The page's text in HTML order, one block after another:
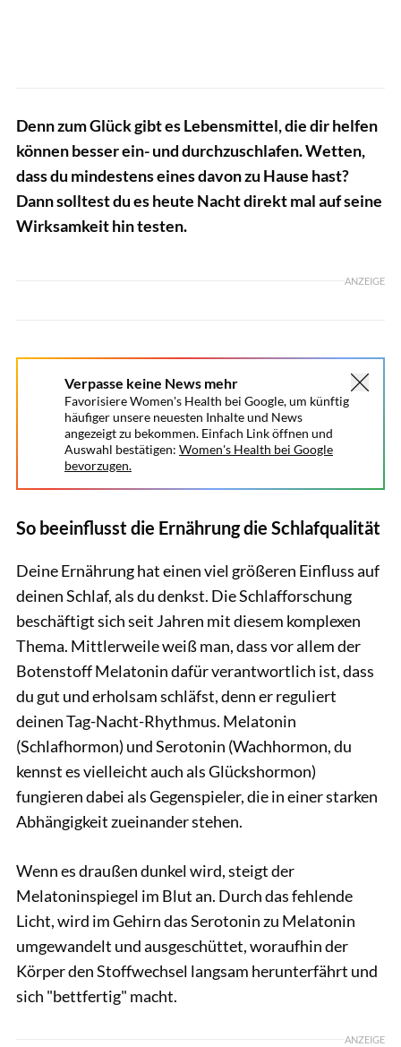
Denn zum Glück gibt es Lebensmittel, die dir helfen
können besser ein- und durchzuschlafen. Wetten,
dass du mindestens eines davon zu Hause hast?
Dann solltest du es heute Nacht direkt mal auf seine
Wirksamkeit hin testen.
ANZEIGE
Verpasse keine News mehr
Favorisiere Women's Health bei Google, um künftig
häufiger unsere neuesten Inhalte und News
angezeigt zu bekommen. Einfach Link öffnen und
Auswahl bestätigen: Women's Health bei Google
bevorzugen.
So beeinflusst die Ernährung die Schlafqualität
Deine Ernährung hat einen viel größeren Einfluss auf
deinen Schlaf, als du denkst. Die Schlafforschung
beschäftigt sich seit Jahren mit diesem komplexen
Thema. Mittlerweile weiß man, dass vor allem der
Botenstoff Melatonin dafür verantwortlich ist, dass
du gut und erholsam schläfst, denn er reguliert
deinen Tag-Nacht-Rhythmus. Melatonin
(Schlafhormon) und Serotonin (Wachhormon, du
kennst es vielleicht auch als Glückshormon)
fungieren dabei als Gegenspieler, die in einer starken
Abhängigkeit zueinander stehen.
Wenn es draußen dunkel wird, steigt der
Melatoninspiegel im Blut an. Durch das fehlende
Licht, wird im Gehirn das Serotonin zu Melatonin
umgewandelt und ausgeschüttet, woraufhin der
Körper den Stoffwechsel langsam herunterfährt und
sich "bettfertig" macht.
ANZEIGE